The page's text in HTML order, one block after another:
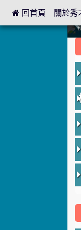
:::
::: 回首頁 關於秀